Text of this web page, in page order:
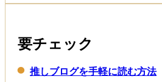
要チェック
推しブログを手軽に読む方法